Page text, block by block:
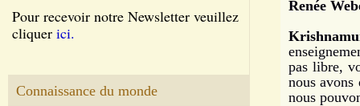
Pour recevoir notre Newsletter veuillez
cliquer ici.
Connaissance du monde
Renée
pas libre,
nous avons
nous